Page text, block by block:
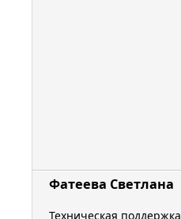
Фатеева Светлана
Техническая поддержка